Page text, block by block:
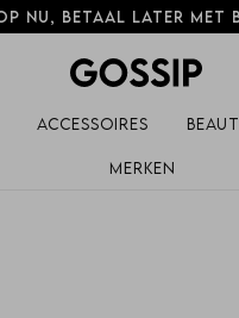
nu, betaal later met
Accessoires
Merken